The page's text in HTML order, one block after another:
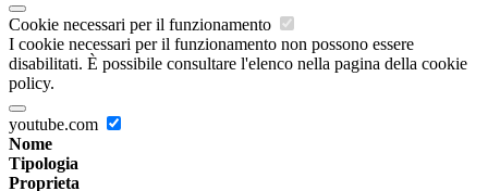
Cookie necessari per il funzionamento
I cookie necessari per il funzionamento non possono essere
disabilitati. È possibile consultare l'elenco nella pagina della cookie
policy.
youtube.com
Nome
Tipologia
Proprieta